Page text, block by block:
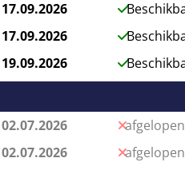
te bieden heeft! Krijg je
strand waar je een
naar de jeep waar
deelnemers off-road
17.09.2026
17.09.2026
19.09.2026
02.07.2026 afgelopen
02.07.2026 afgelopen